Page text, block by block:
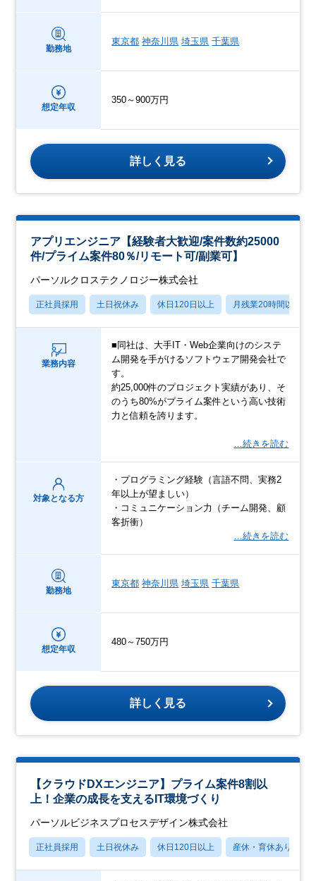
勤務地
東京都 神奈川県 埼玉県 千葉県
想定年収
350～900万円
詳しく見る
アプリエンジニア【経験者大歓迎/案件数約25000
件/プライム案件80％/リモート可/副業可】
パーソルクロステクノロジー株式会社
正社員採用 土日祝休み 休日120日以上 月残業20時間以内
業務内容
■同社は、大手IT・Web企業向けのシステ
ム開発を手がけるソフトウェア開発会社で
す。
約25,000件のプロジェクト実績があり、そ
のうち80%がプライム案件という高い技術
力と信頼を誇ります。
…続きを読む
対象となる方
・プログラミング経験（言語不問、実務2
年以上が望ましい）
・コミュニケーション力（チーム開発、顧
客折衝）
…続きを読む
勤務地
東京都 神奈川県 埼玉県 千葉県
想定年収
480～750万円
詳しく見る
【クラウドDXエンジニア】プライム案件8割以
上！企業の成長を支えるIT環境づくり
パーソルビジネスプロセスデザイン株式会社
正社員採用 土日祝休み 休日120日以上 産休・育休あり